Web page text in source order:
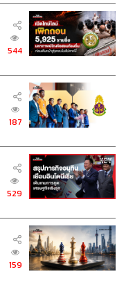
544
187
529
159